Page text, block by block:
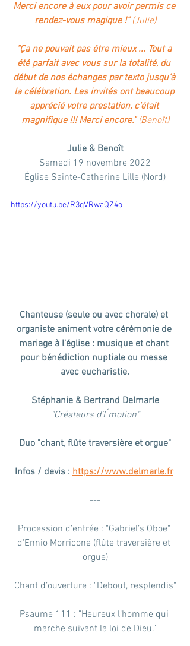
Merci encore à eux pour avoir permis ce
rendez-vous magique !" (Julie)
"Ça ne pouvait pas être mieux ... Tout a
été parfait avec vous sur la totalité, du
début de nos échanges par texto jusqu’à
la célébration. Les invités ont beaucoup
apprécié votre prestation, c'était
magnifique !!! Merci encore." (Benoît)
Julie & Benoît
Samedi 19 novembre 2022
Église Sainte-Catherine Lille (Nord)
https://youtu.be/R3qVRwaQZ4o
Chanteuse (seule ou avec chorale) et
organiste animent votre cérémonie de
mariage à l'église : musique et chant
pour bénédiction nuptiale ou messe
avec eucharistie.
Stéphanie & Bertrand Delmarle
"Créateurs d’Émotion"
Duo "chant, flûte traversière et orgue"
Infos / devis : https://www.delmarle.fr
---
Procession d’entrée : "Gabriel’s Oboe"
d'Ennio Morricone (flûte traversière et
orgue)
Chant d’ouverture : "Debout, resplendis"
Psaume 111 : "Heureux l’homme qui
marche suivant la loi de Dieu."